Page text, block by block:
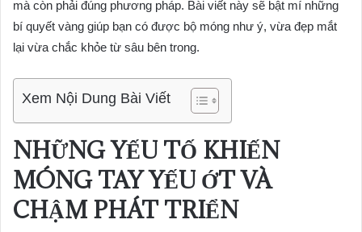
mà còn phải đúng phương pháp. Bài viết này sẽ bật mí những
bí quyết vàng giúp bạn có được bộ móng như ý, vừa đẹp mắt
lại vừa chắc khỏe từ sâu bên trong.
Xem Nội Dung Bài Viết
NHỮNG YẾU TỐ KHIẾN
MÓNG TAY YẾU ỚT VÀ
CHẬM PHÁT TRIỂN